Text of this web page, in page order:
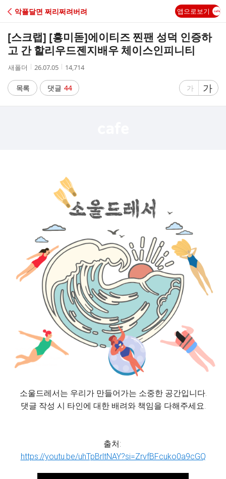
C
A
악플달면 쩌리쩌려버려 앱으로보기
[스크랩] [흥미돋]에이티즈 찐팬 성덕 인증하
고 간 할리우드젠지배우 체이스인피니티
작
자
새폴더
작
시
간
26.07.05
조
수
14,714
목록 댓글 44
글
가
글
자
가
소울드레서는 우리가 만들어가는 소중한 공간입니다.
댓글 작성 시 타인에 대한 배려와 책임을 다해주세요.
출처:
https://youtu.be/uhTpBrltNAY?si=ZrvfBFcuko0a9cGQ